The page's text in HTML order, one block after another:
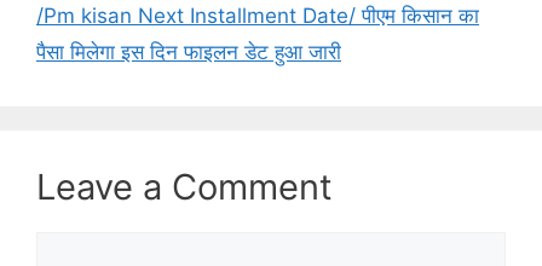
/Pm kisan Next Installment Date/ पीएम किसान का
पैसा मिलेगा इस दिन फाइलन डेट हुआ जारी
Leave a Comment